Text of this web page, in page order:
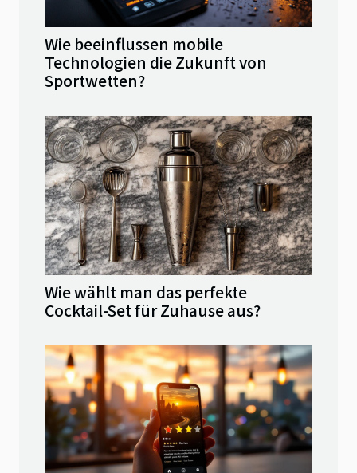
Wie beeinflussen mobile
Technologien die Zukunft von
Sportwetten?
Wie wählt man das perfekte
Cocktail-Set für Zuhause aus?